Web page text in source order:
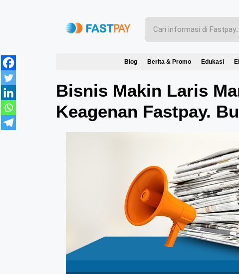
Blog Berita & Promo Edukasi
Bisnis Makin Laris
Keagenan Fastpay.